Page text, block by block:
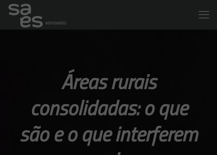
Áreas rurais
consolidadas: o que
são e o que interferem